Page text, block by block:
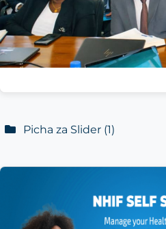
Picha za Slider (1)